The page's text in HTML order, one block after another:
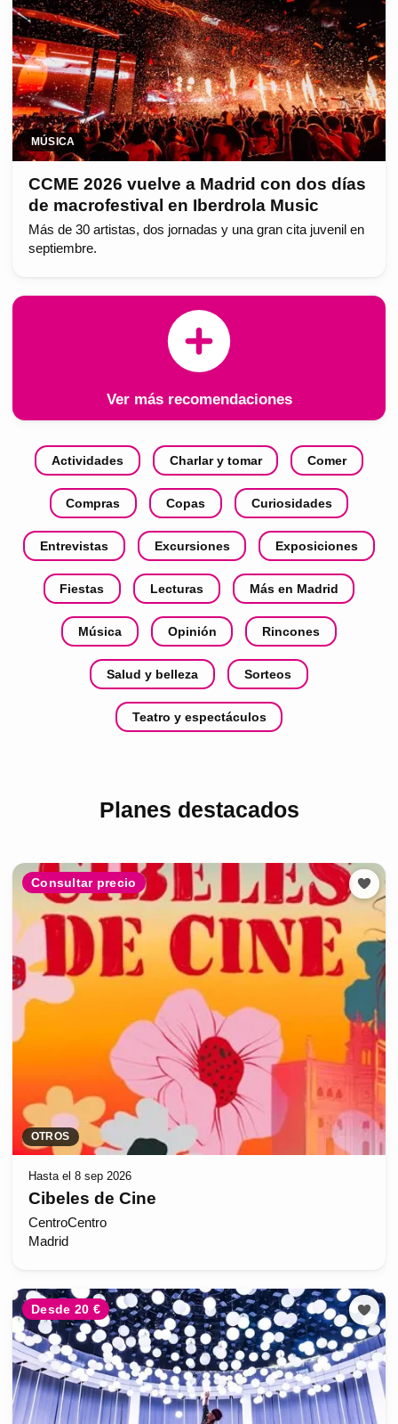
MÚSICA
CCME 2026 vuelve a Madrid con dos días
de macrofestival en Iberdrola Music
Más de 30 artistas, dos jornadas y una gran cita juvenil en
septiembre.
Ver más recomendaciones
Actividades Charlar y tomar Comer
Compras Copas Curiosidades
Entrevistas Excursiones Exposiciones
Fiestas Lecturas Más en Madrid
Música Opinión Rincones
Salud y belleza Sorteos
Teatro y espectáculos
Planes destacados
Consultar precio
OTROS
Hasta el 8 sep 2026
Cibeles de Cine
CentroCentro
Madrid
Desde 20 €